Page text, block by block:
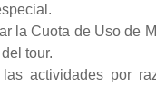
la Cuota de Uso de
tour.
actividades por